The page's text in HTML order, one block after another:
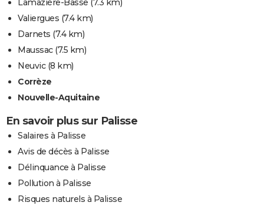
S'inscrire
Se connecter
Lycées
Collèges
Primaires
Universités
Entreprises
Service militaire
Avis de recherche
AVIS DE DÉCÈS
Bricolage
Lifestyle
Culture
Sport
Auto
Television
Voyage
Cinema
Lamazière-Basse (7.3 km)
Valiergues (7.4 km)
Darnets (7.4 km)
Maussac(7.5 km)
Neuvic(8 km)
Corrèze
Nouvelle-Aquitaine
En savoir plus sur Palisse
Salaires à Palisse
Avis de décès à Palisse
Délinquance à Palisse
Pollution à Palisse
Risques naturels à Palisse